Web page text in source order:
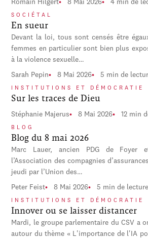
Romain Hilgert 8 Mai 2026 4 min de
SOCIÉTAL
En sueur
Devant la loi, tous sont censés être
femmes en particulier sont bien plus
à la violence sexuelle…
Sarah Pepin 8 Mai 2026 5 min de
INSTITUTIONS ET DÉMOCRATIE
Sur les traces de Dieu
Stéphanie Majerus 8 Mai 2026 12 min
BLOG
Blog du 8 mai 2026
Marc Lauer, ancien PDG de Foyer
l’Association des compagnies
jeudi par l’Union des…
Peter Feist 8 Mai 2026 5 min de lecture
INSTITUTIONS ET DÉMOCRATIE
Innover ou se laisser distancer
Mardi, le groupe parlementaire du CSV a
autour du thème « L'importance de l'IA